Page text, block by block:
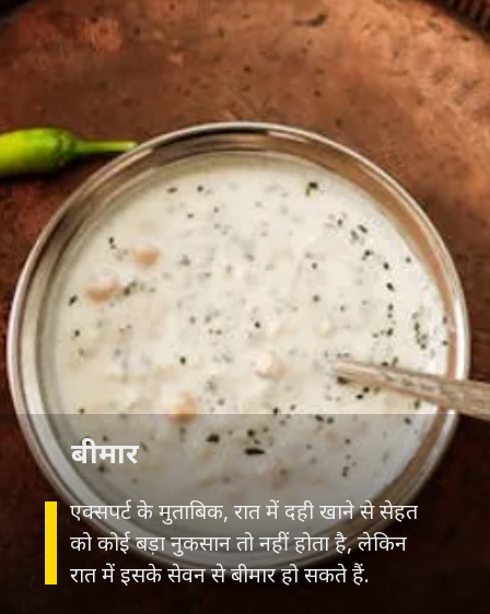
एक्सपर्ट के मुताबिक, रात में दही खाने से सेहत
को कोई बड़ा नुकसान तो नहीं होता है, लेकिन
रात में इसके सेवन से बीमार हो सकते हैं.
बीमार